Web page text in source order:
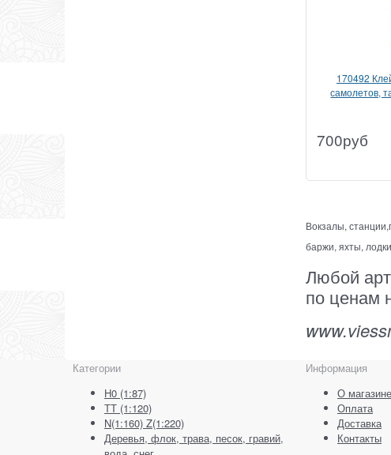
170492
самолетов,
700руб
Вокзалы,
баржи, яхты,
Любой
по ценам
Категории
H0 (1:87)
ТТ (1:120)
N(1:160) Z(1:220)
Деревья, флок, трава, песок, гравий,
Информация
О магазине
Оплата
Доставка
Контакты